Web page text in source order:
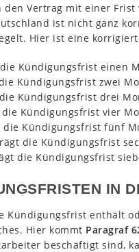
Vertrag mit einer
ist nicht ganz
Hier ist eine
Kündigungsfrist einen
Kündigungsfrist zwei
Kündigungsfrist drei
Kündigungsfrist vier
Kündigungsfrist fünf
die Kündigungsfrist
die Kündigungsfrist
IN
Kündigungsfrist enthält
Hier kommt Paragraf
beschäftigt sind,